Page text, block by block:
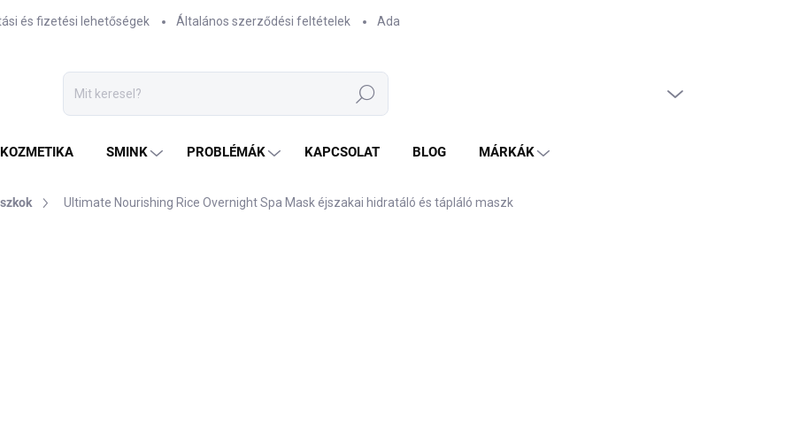
és fizetési lehetőségek Általános szerződési feltételek Adatvédelmi szabályzat
Keresés
SMINK PROBLÉMÁK KAPCSOLAT BLOG MÁRKÁK
Ultimate Nourishing Rice Overnight Spa Mask éjszakai hidratáló és tápláló maszk